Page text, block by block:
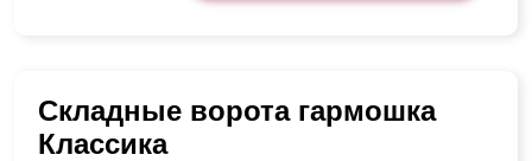
Складные ворота гармошка
Классика